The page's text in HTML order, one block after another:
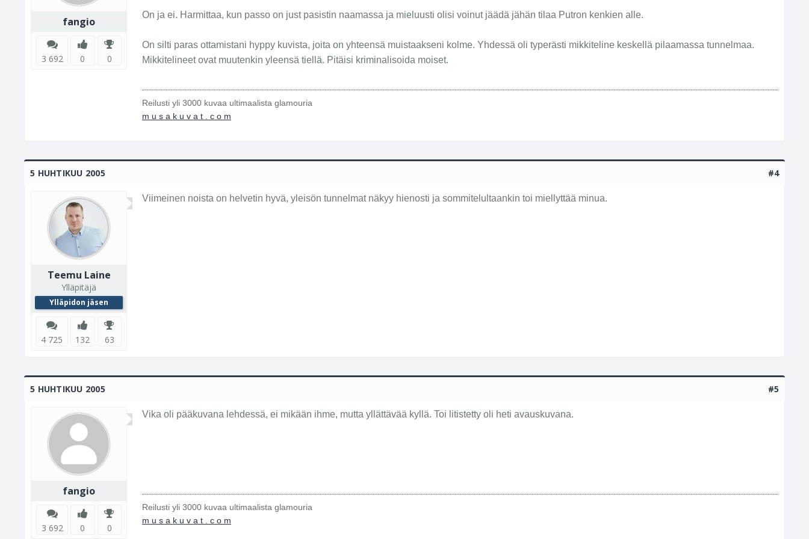
fangio
3 692 0 0
On ja ei. Harmittaa, kun passo on just pasistin naamassa ja mieluusti olisi voinut jäädä jähän tilaa Putron kenkien alle.
On silti paras ottamistani hyppy kuvista, joita on yhteensä muistaakseni kolme. Yhdessä oli typerästi mikkiteline keskellä pilaamassa tunnelmaa.
Mikkitelineet ovat muutenkin yleensä tiellä. Pitäisi kriminalisoida moiset.
Reilusti yli 3000 kuvaa ultimaalista glamouria
m u s a k u v a t . c o m
5 HUHTIKUU 2005 #4
Teemu Laine
Ylläpitäjä
Ylläpidon jäsen
4 725 132 63
Viimeinen noista on helvetin hyvä, yleisön tunnelmat näkyy hienosti ja sommitelultaankin toi miellyttää minua.
5 HUHTIKUU 2005 #5
fangio
3 692 0 0
Vika oli pääkuvana lehdessä, ei mikään ihme, mutta yllättävää kyllä. Toi litistetty oli heti avauskuvana.
Reilusti yli 3000 kuvaa ultimaalista glamouria
m u s a k u v a t . c o m